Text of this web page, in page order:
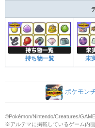
持ち物一覧 未
ポケモン
©Pokémon/Nintendo/Creatures/
※アルテマに掲載しているゲーム内